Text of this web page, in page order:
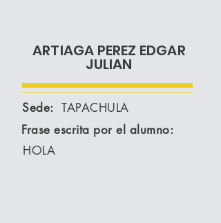
ARTIAGA PEREZ EDGAR
JULIAN
Sede: TAPACHULA
Frase escrita por el alumno:
HOLA